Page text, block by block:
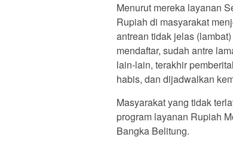
Menurut mereka layanan
Rupiah di masyarakat
antrean tidak jelas
mendaftar, sudah antre
lain-lain, terakhir
habis, dan dijadwalkan
Masyarakat yang tidak
program layanan Rupiah
Bangka Belitung.